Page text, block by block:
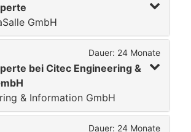
GmbH
Dauer: 24 Monate
bei Citec Engineering &
& Information GmbH
Dauer: 24 Monate